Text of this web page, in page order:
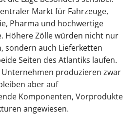
Markt für Fahrzeuge,
Pharma und hochwertige
Höhere Zölle würden nicht nur
sondern auch Lieferketten
Seiten des Atlantiks laufen.
produzieren zwar
aber auf
Komponenten, Vorprodukte
angewiesen.